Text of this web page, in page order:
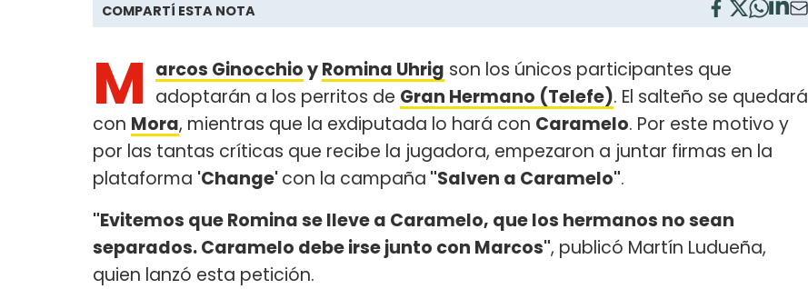
COMPARTÍ ESTA NOTA
M arcos GinocchioyRomina Uhrig son los únicos participantes que
adoptarán a los perritos de Gran Hermano (Telefe). El salteño se quedará
con Mora, mientras que la exdiputada lo hará con Caramelo. Por este motivo y
por las tantas críticas que recibe la jugadora, empezaron a juntar firmas en la
plataforma 'Change'con la campaña "Salven a Caramelo".
"Evitemos que Romina se lleve a Caramelo, que los hermanos no sean
separados. Caramelo debe irse junto con Marcos", publicó Martín Ludueña,
quien lanzó esta petición.